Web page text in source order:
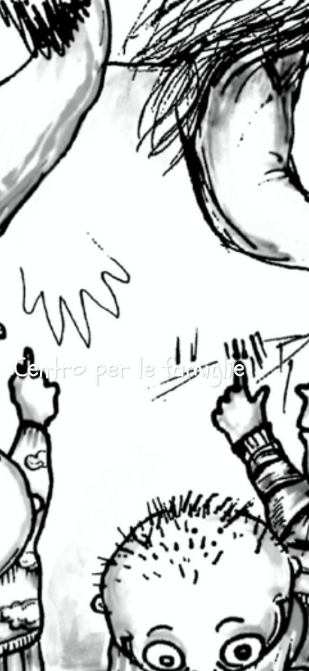
Centro per le famiglie